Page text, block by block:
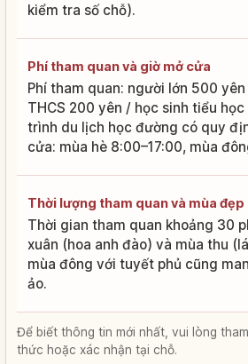
kiểm tra số chỗ).
Phí tham quan và giờ mở cửa
Phí tham quan: người lớn 500 yên
THCS 200 yên / học sinh tiểu
trình du lịch học đường có quy
cửa: mùa hè 8:00–17:00, mùa
Thời lượng tham quan và mùa đẹp
Thời gian tham quan khoảng 30
xuân (hoa anh đào) và mùa thu
mùa đông với tuyết phủ cũng
ảo.
Để biết thông tin mới nhất, vui lòng
thức hoặc xác nhận tại chỗ.